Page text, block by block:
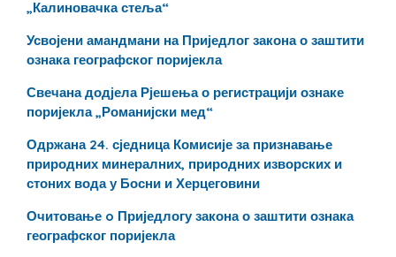
„Калиновачка стеља“
Усвојени амандмани на Приједлог закона о заштити
ознака географског поријекла
Свечана додјела Рјешења о регистрацији ознаке
поријекла „Романијски мед“
Одржана 24. сједница Комисије за признавање
природних минералних, природних изворских и
стоних вода у Босни и Херцеговини
Очитовање o Приједлогу закона о заштити ознака
географског поријекла